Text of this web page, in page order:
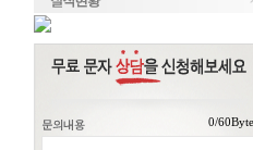
/60Byte